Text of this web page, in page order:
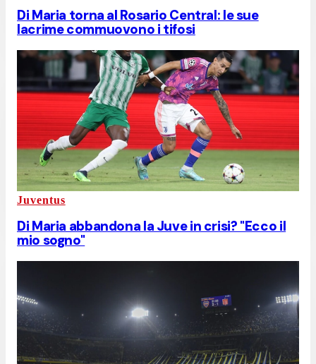
Di Maria torna al Rosario Central: le sue
lacrime commuovono i tifosi
Juventus
Di Maria abbandona la Juve in crisi? "Ecco il
mio sogno"